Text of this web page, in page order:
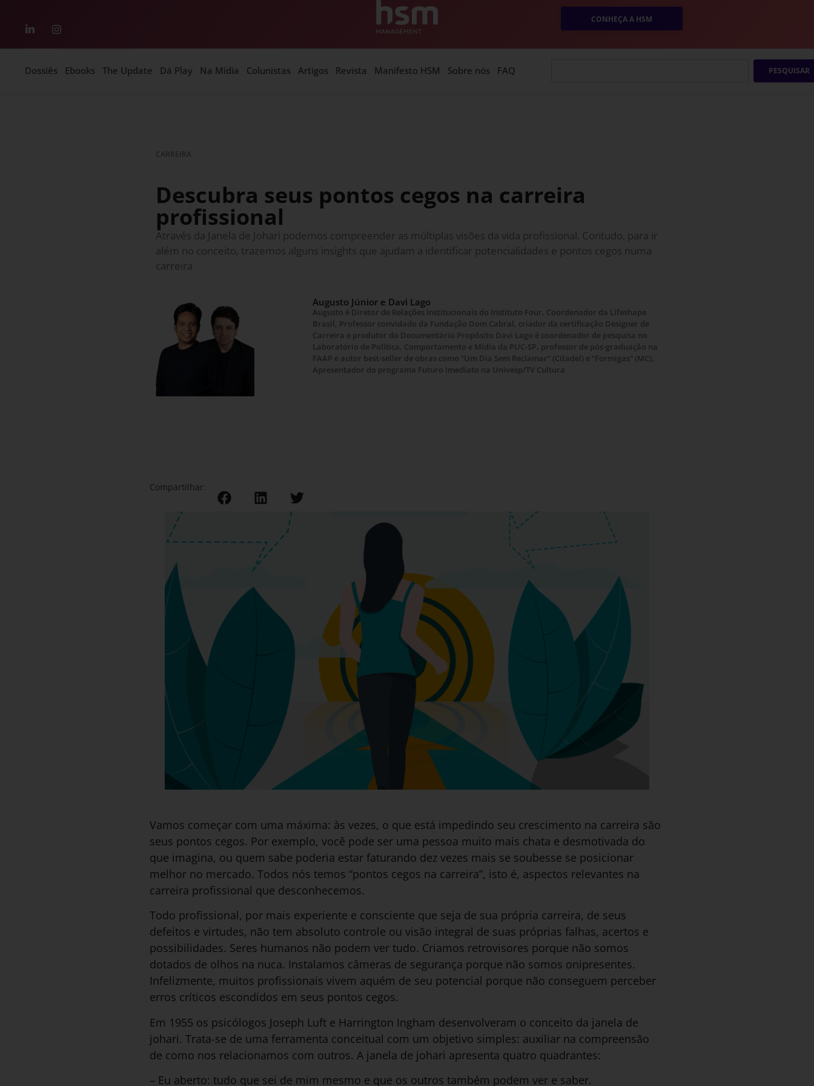
CONHEÇA A HSM
Dossiês Ebooks The Update Dá Play Na Mídia Colunistas Artigos Revista Manifesto HSM Sobre nós FAQ PESQUISAR
CARREIRA
Descubra seus pontos cegos na carreira
profissional
Através da Janela de Johari podemos compreender as múltiplas visões da vida profissional. Contudo, para ir
além no conceito, trazemos alguns insights que ajudam a identificar potencialidades e pontos cegos numa
carreira
Augusto Júnior e Davi Lago
Augusto é Diretor de Relações Institucionais do Instituto Four, Coordenador da Lifeshape
Brasil, Professor convidado da Fundação Dom Cabral, criador da certificação Designer de
Carreira e produtor do Documentário Propósito Davi Lago é coordenador de pesquisa no
Laboratório de Política, Comportamento e Mídia da PUC-SP, professor de pós-graduação na
FAAP e autor best-seller de obras como “Um Dia Sem Reclamar” (Citadel) e “Formigas” (MC).
Apresentador do programa Futuro Imediato na Univesp/TV Cultura
Compartilhar:
Vamos começar com uma máxima: às vezes, o que está impedindo seu crescimento na carreira são
seus pontos cegos. Por exemplo, você pode ser uma pessoa muito mais chata e desmotivada do
que imagina, ou quem sabe poderia estar faturando dez vezes mais se soubesse se posicionar
melhor no mercado. Todos nós temos “pontos cegos na carreira”, isto é, aspectos relevantes na
carreira profissional que desconhecemos.
Todo profissional, por mais experiente e consciente que seja de sua própria carreira, de seus
defeitos e virtudes, não tem absoluto controle ou visão integral de suas próprias falhas, acertos e
possibilidades. Seres humanos não podem ver tudo. Criamos retrovisores porque não somos
dotados de olhos na nuca. Instalamos câmeras de segurança porque não somos onipresentes.
Infelizmente, muitos profissionais vivem aquém de seu potencial porque não conseguem perceber
erros críticos escondidos em seus pontos cegos.
Em 1955 os psicólogos Joseph Luft e Harrington Ingham desenvolveram o conceito da janela de
johari. Trata-se de uma ferramenta conceitual com um objetivo simples: auxiliar na compreensão
de como nos relacionamos com outros. A janela de johari apresenta quatro quadrantes:
– Eu aberto: tudo que sei de mim mesmo e que os outros também podem ver e saber.